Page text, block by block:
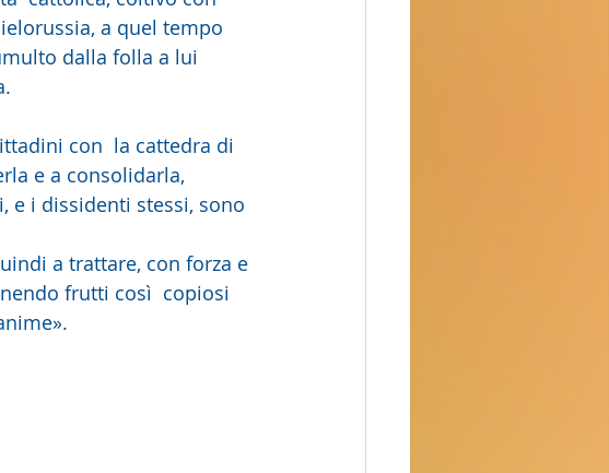
a quel tempo
dalla folla a lui
con  la cattedra di
e a consolidarla,
i dissidenti stessi, sono
frutti così  copiosi